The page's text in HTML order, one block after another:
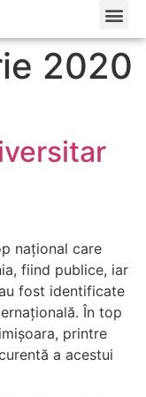
2020
național care
fiind publice, iar
fost identificate
În top
printre
a acestui